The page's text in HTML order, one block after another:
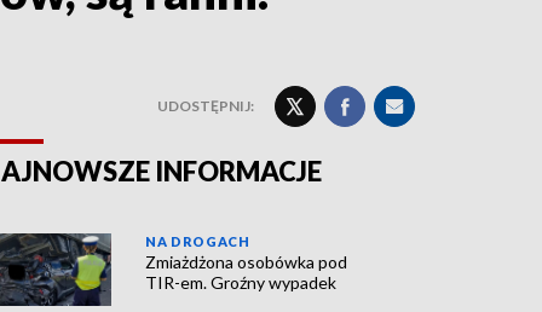
UDOSTĘPNIJ:
INFORMACJE
NA DROGACH
Zmiażdżona osobówka pod
TIR-em. Groźny wypadek